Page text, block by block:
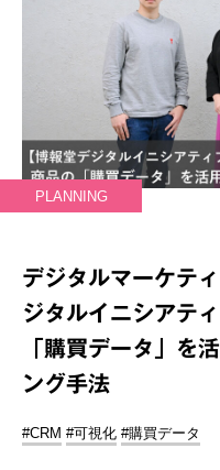
PLANNING
デジタルマーケテ
ジタルイニシアテ
「購買データ」を
ング手法
#CRM #可視化 #購買データ